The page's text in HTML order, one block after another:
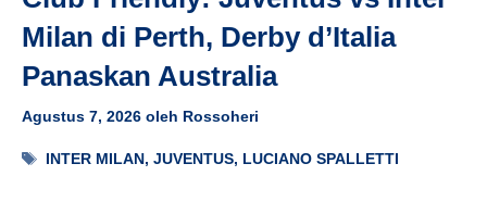
Milan di Perth, Derby d’Italia
Panaskan Australia
Agustus 7, 2026 oleh Rossoheri
Tag
INTER MILAN,JUVENTUS, LUCIANO SPALLETTI